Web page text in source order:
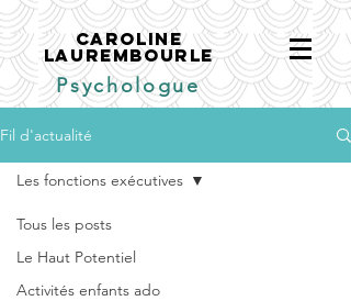
CAROLINE
LAUREMBOURLE
Psychologue
Fil d'actualité
Tous les posts
Le Haut Potentiel
Activités enfants ado
Les fonctions exécutives